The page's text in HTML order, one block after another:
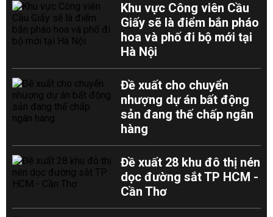
Khu vực Công viên Cầu
Giấy sẽ là điểm bắn pháo
hoa và phố đi bộ mới tại
Hà Nội
Đề xuất cho chuyển
nhượng dự án bất động
sản đang thế chấp ngân
hàng
Đề xuất 28 khu đô thị nén
dọc đường sắt TP HCM -
Cần Thơ